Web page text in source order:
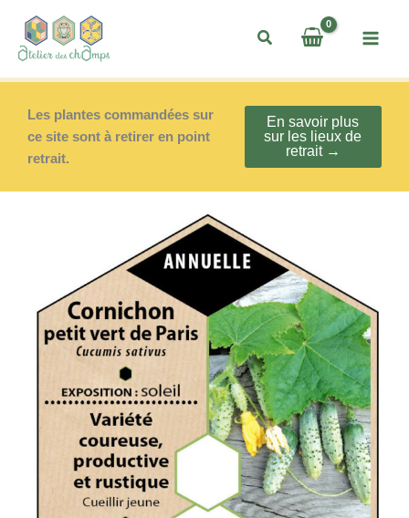
contenu
Les plantes commandées sur
ce site sont à retirer en point
retrait.
En savoir plus
sur les lieux de
retrait →